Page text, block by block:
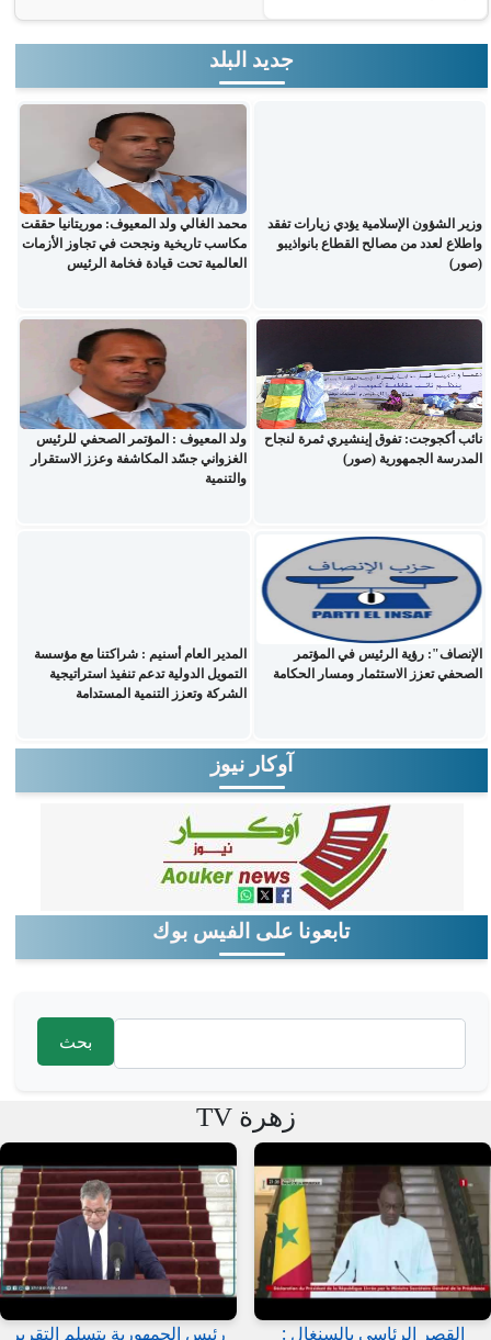
جديد البلد
وزير الشؤون الإسلامية يؤدي زيارات تفقد
واطلاع لعدد من مصالح القطاع بانواذيبو
(صور)
محمد الغالي ولد المعيوف: موريتانيا حققت
مكاسب تاريخية ونجحت في تجاوز الأزمات
العالمية تحت قيادة فخامة الرئيس
نائب أكجوجت: تفوق إينشيري ثمرة لنجاح
المدرسة الجمهورية (صور)
ولد المعيوف : المؤتمر الصحفي للرئيس
الغزواني جسّد المكاشفة وعزز الاستقرار
والتنمية
الإنصاف": رؤية الرئيس في المؤتمر
الصحفي تعزز الاستثمار ومسار الحكامة
المدير العام أسنيم : شراكتنا مع مؤسسة
التمويل الدولية تدعم تنفيذ استراتيجية
الشركة وتعزز التنمية المستدامة
آوكار نيوز
تابعونا على الفيس بوك
‏بحث ‏
زهرة TV
القصر الرئاسى بالسنغال : رئيس الجمهورية يتسلم التقرير